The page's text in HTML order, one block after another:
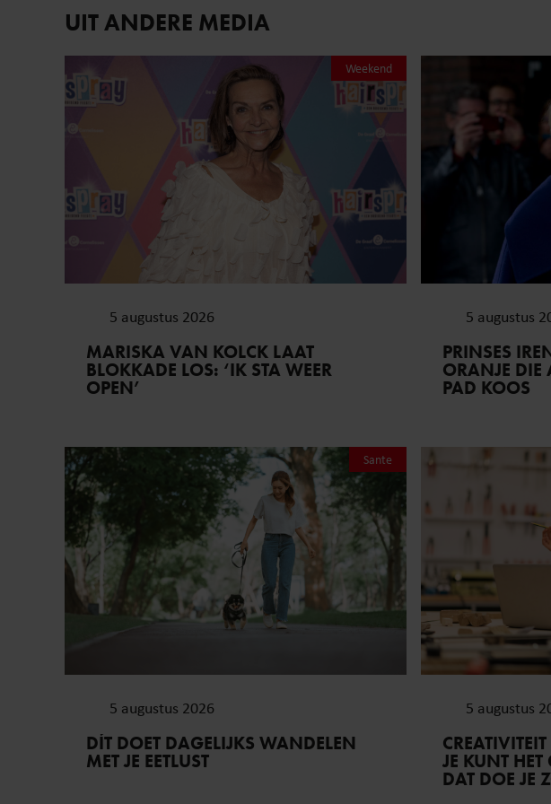
UIT ANDERE MEDIA
Weekend
5 augustus 2026
MARISKA VAN KOLCK LAAT
BLOKKADE LOS: ‘IK STA WEER
OPEN’
5 augustus
PRINSES
ORANJE DIE
PAD KOOS
Sante
5 augustus 2026
DÍT DOET DAGELIJKS WANDELEN
MET JE EETLUST
5 augustus
JE KUNT
DAT DOE JE